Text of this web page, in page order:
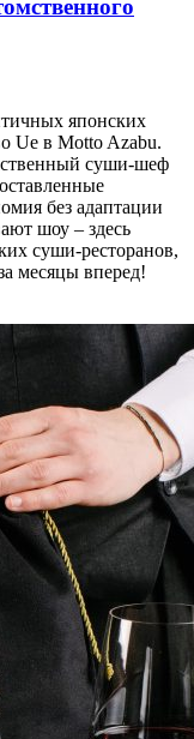
японских
Ue в Motto Azabu.
суши-шеф
без адаптации
шоу – здесь
суши-ресторанов,
месяцы вперед!